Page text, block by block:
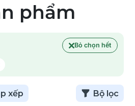
phẩm
Bỏ chọn hết
xếp Bộ lọc